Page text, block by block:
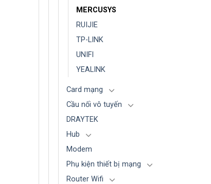
MERCUSYS
RUIJIE
TP-LINK
UNIFI
YEALINK
Card mạng
Cầu nối vô tuyến
DRAYTEK
Hub
Modem
Phụ kiện thiết bị mạng
Router Wifi